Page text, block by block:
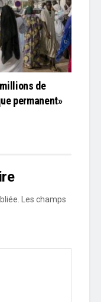
de
permanent»
Les champs